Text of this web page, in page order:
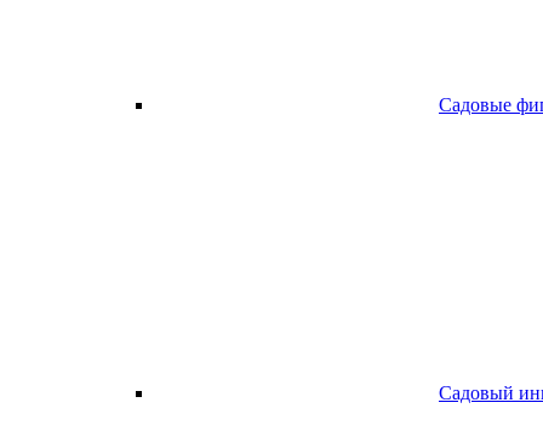
Садовые
Садовый